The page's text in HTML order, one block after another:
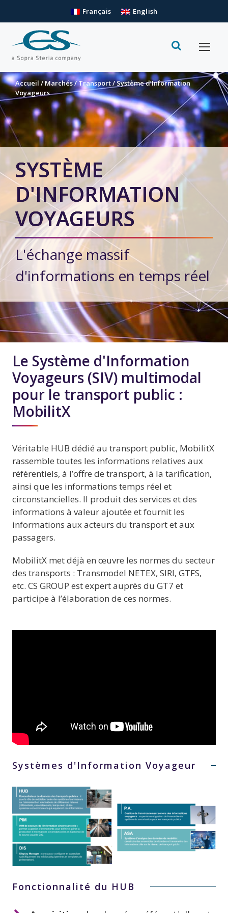
Français English
Accueil/Marchés/Transport/Système d’Information
Voyageurs
SYSTÈME
D'INFORMATION
VOYAGEURS
L'échange massif
d'informations en temps réel
Le Système d'Information
Voyageurs (SIV) multimodal
pour le transport public :
MobilitX
Véritable HUB dédié au transport public, MobilitX
rassemble toutes les informations relatives aux
référentiels, à l’offre de transport, à la tarification,
ainsi que les informations temps réel et
circonstancielles. Il produit des services et des
informations à valeur ajoutée et fournit les
informations aux acteurs du transport et aux
passagers.
MobilitX met déjà en œuvre les normes du secteur
des transports : Transmodel NETEX, SIRI, GTFS,
etc. CS GROUP est expert auprès du GT7 et
participe à l’élaboration de ces normes.
Systèmes d'Information Voyageur
Fonctionnalité du HUB